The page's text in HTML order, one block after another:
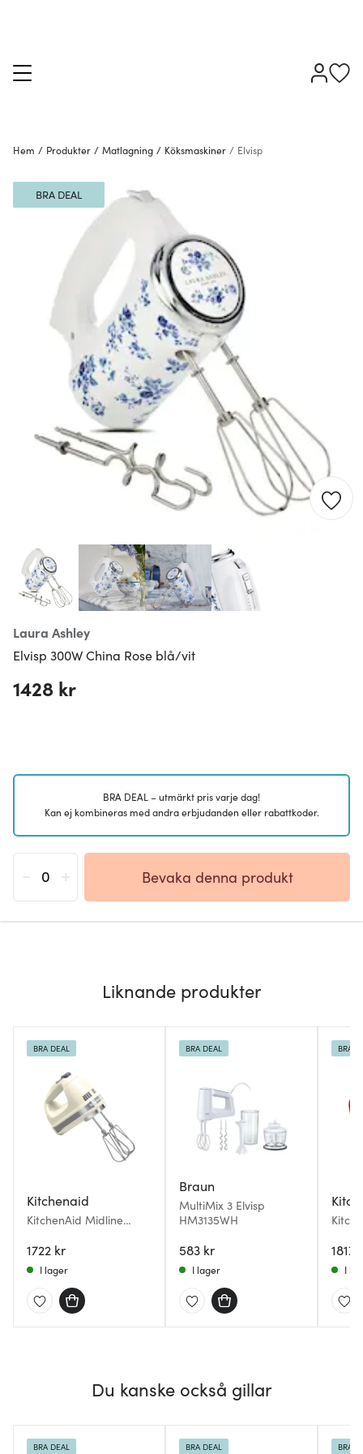
Hem / Produkter / Matlagning / Köksmaskiner / Elvisp
Laura Ashley
Elvisp 300W China Rose blå/vit
BRA DEAL
1428 kr
BRA DEAL – utmärkt pris varje dag!
Kan ej kombineras med andra erbjudanden eller rabattkoder.
Bevaka denna produkt
Liknande produkter
Kitchenaid
KitchenAid Midline
Creme
1722 kr
BRA DEAL
I lager
Braun
MultiMix 3 Elvisp
HM3135WH
583 kr
BRA DEAL
I lager
Röd
1817
BRA
I
Du kanske också gillar
BRA DEAL BRA DEAL BRA